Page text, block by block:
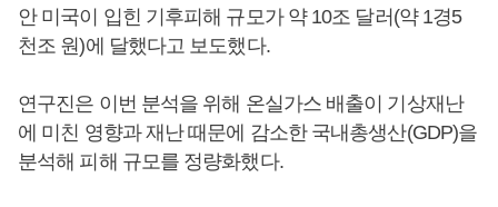
안 미국이 입힌 기후피해 규모가 약 10조 달러(약 1경5
천조 원)에 달했다고 보도했다.
연구진은 이번 분석을 위해 온실가스 배출이 기상재난
에 미친 영향과 재난 때문에 감소한 국내총생산(GDP)을
분석해 피해 규모를 정량화했다.